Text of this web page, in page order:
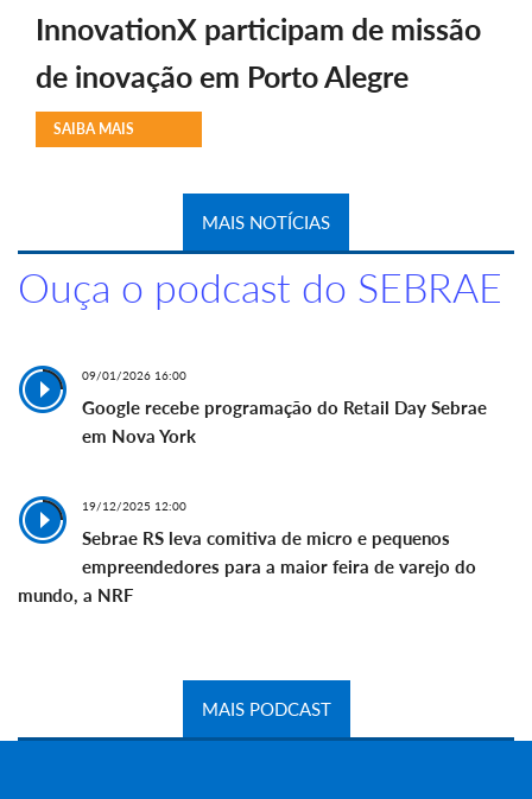
InnovationX participam de missão
de inovação em Porto Alegre
SAIBA MAIS
MAIS NOTÍCIAS
Ouça o podcast do SEBRAE
09/01/2026 16:00
Google recebe programação do Retail Day Sebrae
em Nova York
19/12/2025 12:00
Sebrae RS leva comitiva de micro e pequenos
empreendedores para a maior feira de varejo do
mundo, a NRF
MAIS PODCAST